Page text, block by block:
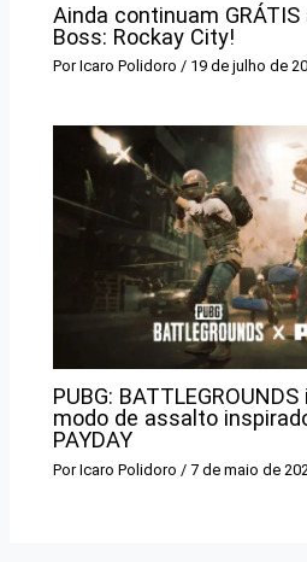
Ainda continuam GRÁTIS
Boss: Rockay City!
PorIcaro Polidoro/ 19 de julho de
PUBG:
modo de assalto
PAYDAY
PorIcaro Polidoro /7 de maio de